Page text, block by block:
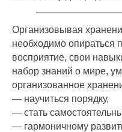
Организовывая
необходимо опираться
восприятие, свои
набор знаний о мире,
организованное
— научиться порядку,
— стать
— гармоничному